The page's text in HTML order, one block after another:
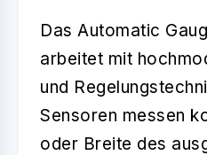
Das Automatic
arbeitet mit
und
Sensoren messen
oder Breite des